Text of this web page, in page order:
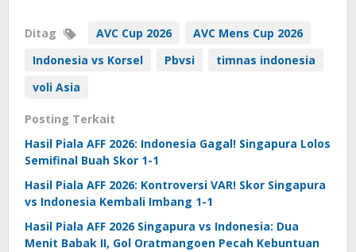
Ditag AVC Cup 2026
AVC Mens Cup 2026
Indonesia vs Korsel
Pbvsi
timnas indonesia
voli Asia
Posting Terkait
Hasil Piala AFF 2026: Indonesia Gagal! Singapura Lolos
Semifinal Buah Skor 1-1
Hasil Piala AFF 2026: Kontroversi VAR! Skor Singapura
vs Indonesia Kembali Imbang 1-1
Hasil Piala AFF 2026 Singapura vs Indonesia: Dua
Menit Babak II, Gol Oratmangoen Pecah Kebuntuan